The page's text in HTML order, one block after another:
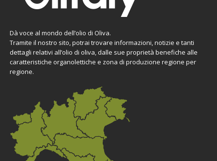
Dà voce al mondo dell’olio di Oliva.
Tramite il nostro sito, potrai trovare informazioni, notizie e tanti
dettagli relativi all’olio di oliva, dalle sue proprietà benefiche alle
caratteristiche organolettiche e zona di produzione regione per
regione.